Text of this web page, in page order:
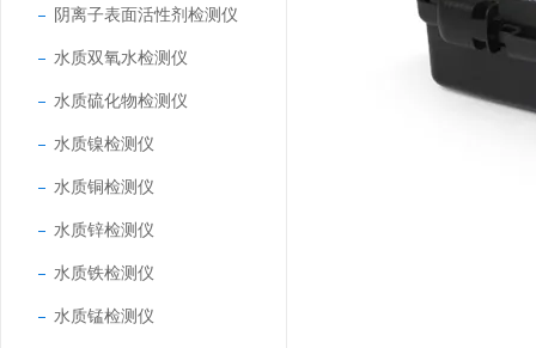
阴离子表面活性剂检测仪
水质双氧水检测仪
水质硫化物检测仪
水质镍检测仪
水质铜检测仪
水质锌检测仪
水质铁检测仪
水质锰检测仪